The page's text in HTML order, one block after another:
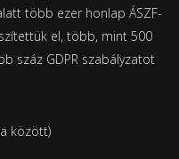
több ezer honlap ÁSZF-
el, több, mint 500
száz GDPR szabályzatot
között)